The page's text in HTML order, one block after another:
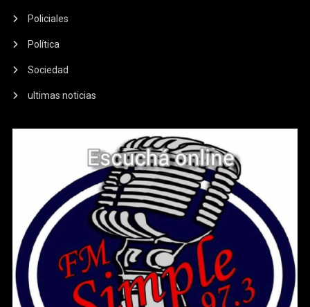
Policiales
Política
Sociedad
ultimas noticias